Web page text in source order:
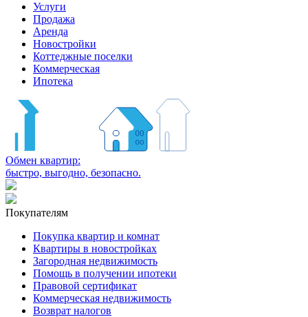
Услуги
Продажа
Аренда
Новостройки
Коттеджные поселки
Коммерческая
Ипотека
Обмен квартир:
быстро, выгодно, безопасно.
Покупателям
Покупка квартир и комнат
Квартиры в новостройках
Загородная недвижимость
Помощь в получении ипотеки
Правовой сертификат
Коммерческая недвижимость
Возврат налогов